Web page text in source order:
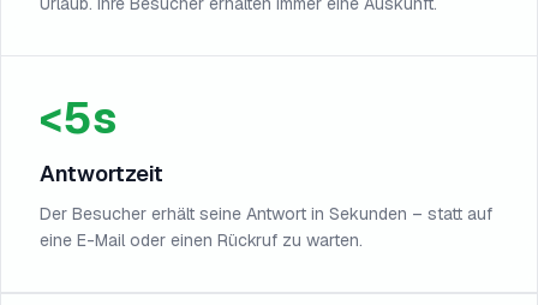
<5s
Antwortzeit
Der Besucher erhält seine Antwort in Sekunden – statt auf
eine E-Mail oder einen Rückruf zu warten.